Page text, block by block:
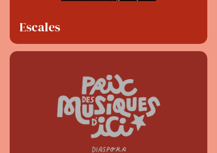
Escales